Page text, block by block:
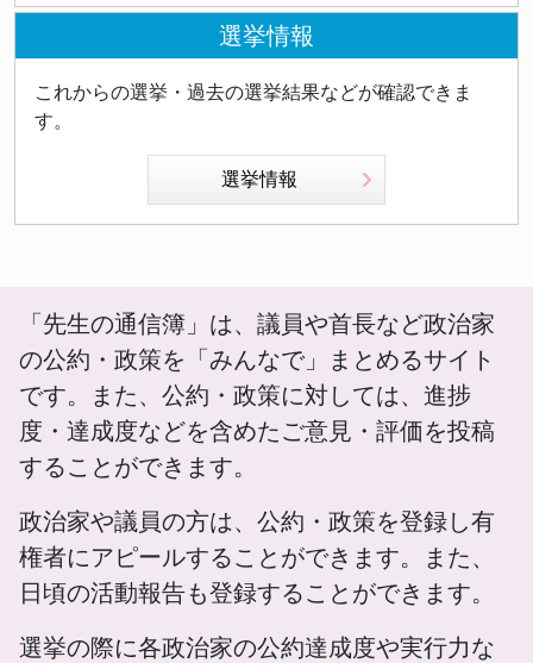
選挙情報
これからの選挙・過去の選挙結果などが確認できま
す。
選挙情報
「先生の通信簿」は、議員や首長など政治家
の公約・政策を「みんなで」まとめるサイト
です。また、公約・政策に対しては、進捗
度・達成度などを含めたご意見・評価を投稿
することができます。
政治家や議員の方は、公約・政策を登録し有
権者にアピールすることができます。また、
日頃の活動報告も登録することができます。
選挙の際に各政治家の公約達成度や実行力な